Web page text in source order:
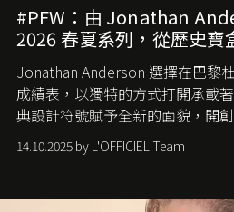
#PFW：由 Jonathan
2026 春夏系列，從歷史
Jonathan Anderson 選擇在巴黎
成績表，以獨特的方式打開承載
典設計符號賦予全新的面貌，開
Anderson 的 Dior 時代。
14.10.2025 by L'OFFICIEL Team